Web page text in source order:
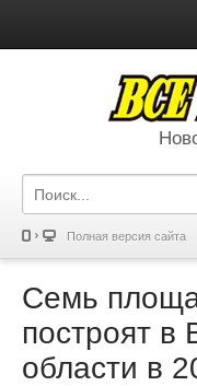
Полная версия сайта
Семь
построят в
области в